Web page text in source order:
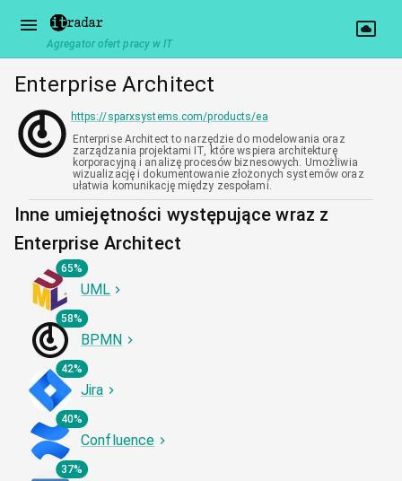
Agregator ofert pracy w IT
Enterprise Architect
https://sparxsystems.com/products/ea
Enterprise Architect to narzędzie do modelowania oraz
zarządzania projektami IT, które wspiera architekturę
korporacyjną i analizę procesów biznesowych. Umożliwia
wizualizację i dokumentowanie złożonych systemów oraz
ułatwia komunikację między zespołami.
Inne umiejętności występujące wraz z
Enterprise Architect
65%
UML
58%
BPMN
42%
Jira
40%
Confluence
37%